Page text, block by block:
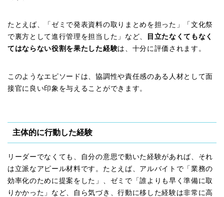
たとえば、「ゼミで発表資料の取りまとめを担った」「文化祭
で裏方として進行管理を担当した」など、
目立たなくてもなく
てはならない役割を果たした経験は、十分に評価されます。
このようなエピソードは、協調性や責任感のある人材として面
接官に良い印象を与えることができます。
主体的に行動した経験
リーダーでなくても、自分の意思で動いた経験があれば、それ
は立派なアピール材料です。たとえば、アルバイトで「業務の
効率化のために提案をした」、ゼミで「誰よりも早く準備に取
りかかった」など、自ら気づき、行動に移した経験は非常に高